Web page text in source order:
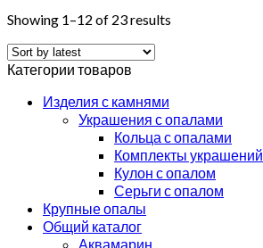
Showing 1–12 of 23 results
Категории товаров
Изделия с камнями
Украшения с опалами
Кольца с опалами
Комплекты украшений
Кулон с опалом
Серьги с опалом
Крупные опалы
Общий каталог
Аквамарин